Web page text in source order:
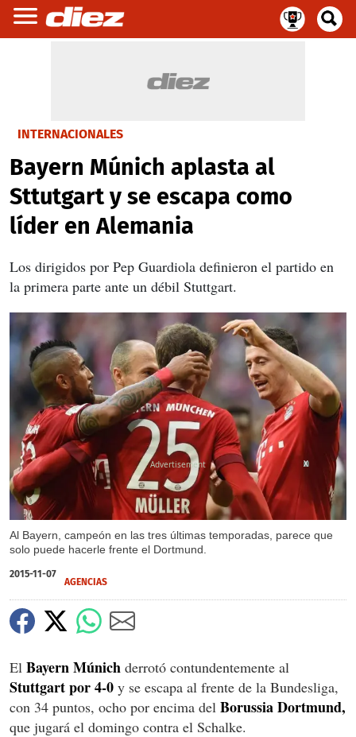
INTERNACIONALES
Bayern Múnich aplasta al
Sttutgart y se escapa como
líder en Alemania
Los dirigidos por Pep Guardiola definieron el partido en
la primera parte ante un débil Stuttgart.
Al Bayern, campeón en las tres últimas temporadas, parece que
solo puede hacerle frente el Dortmund.
X
2015-11-07
AGENCIAS
El Bayern Múnich derrotó contundentemente al
Stuttgart por 4-0 y se escapa al frente de la Bundesliga,
con 34 puntos, ocho por encima del Borussia Dortmund,
que jugará el domingo contra el Schalke.